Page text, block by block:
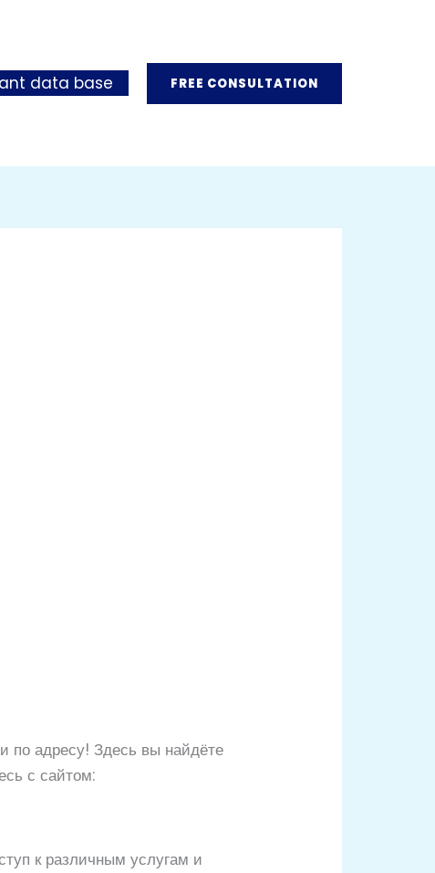
data base FREE CONSULTATION
по адресу! Здесь вы найдёте
с сайтом:
к различным услугам и